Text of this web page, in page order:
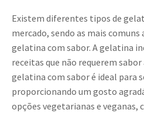
Existem diferentes tipos de
mercado, sendo as mais
gelatina com sabor. A gelatina
receitas que não requerem
gelatina com sabor é ideal para
proporcionando um gosto
opções vegetarianas e veganas,